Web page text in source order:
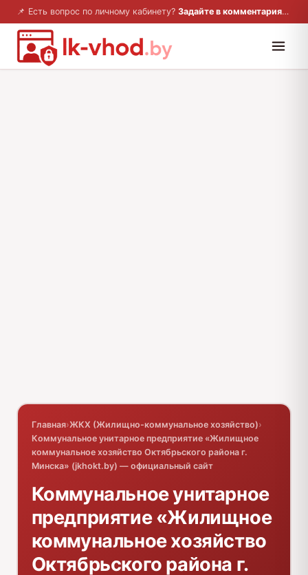
📌 Есть вопрос по личному кабинету? Задайте в комментариях — ответим!
Главная›ЖКХ (Жилищно-коммунальное хозяйство)›
Коммунальное унитарное предприятие «Жилищное
коммунальное хозяйство Октябрьского района г.
Минска» (jkhokt.by) — официальный сайт
Коммунальное унитарное
предприятие «Жилищное
коммунальное хозяйство
Октябрьского района г.